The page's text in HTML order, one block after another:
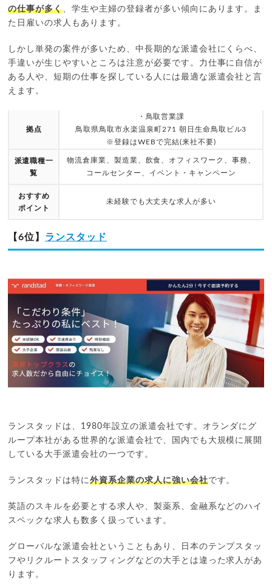
の仕事が多く、学生や主婦の登録者が多い傾向にあります。ま
た日雇いの求人もあります。
しかし単発の案件が多いため、中長期的な派遣会社にくらべ、
手違いが生じやすいところは注意が必要です。力仕事に自信が
ある人や、短期の仕事を探している人には最適な派遣会社と言
えます。
拠点
・鳥取営業課
鳥取県鳥取市永楽温泉町271 朝日生命鳥取ビル3
※登録はWEBで完結(来社不要)
派遣職種一
覧
物流倉庫業、製造業、飲食、オフィスワーク、事務、
コールセンター、イベント・キャンペーン
おすすめ
ポイント
未経験でも大丈夫な求人が多い
【6位】 ランスタッド
ランスタッドは、1980年設立の派遣会社です。オランダにグ
ループ本社がある世界的な派遣会社で、国内でも大規模に展開
している大手派遣会社の一つです。
ランスタッドは特に外資系企業の求人に強い会社です。
英語のスキルを必要とする求人や、製薬系、金融系などのハイ
スペックな求人も数多く扱っています。
グローバルな派遣会社ということもあり、日本のテンプスタッ
フやリクルートスタッフィングなどの大手とは違った求人があ
ります。